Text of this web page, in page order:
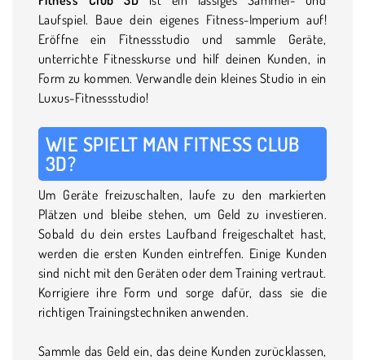
Laufspiel. Baue dein eigenes Fitness-Imperium auf!
Eröffne ein Fitnessstudio und sammle Geräte,
unterrichte Fitnesskurse und hilf deinen Kunden, in
Form zu kommen. Verwandle dein kleines Studio in ein
Luxus-Fitnessstudio!
WIE SPIELT MAN FITNESS CLUB
3D?
Um Geräte freizuschalten, laufe zu den markierten
Plätzen und bleibe stehen, um Geld zu investieren.
Sobald du dein erstes Laufband freigeschaltet hast,
werden die ersten Kunden eintreffen. Einige Kunden
sind nicht mit den Geräten oder dem Training vertraut.
Korrigiere ihre Form und sorge dafür, dass sie die
richtigen Trainingstechniken anwenden.
Sammle das Geld ein, das deine Kunden zurücklassen,